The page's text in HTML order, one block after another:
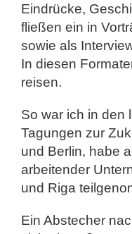
Eindrücke,
fließen ein in
sowie als
In diesen
reisen.
So war ich in den
Tagungen zur
und Berlin, habe
arbeitender
und Riga
Ein Abstecher